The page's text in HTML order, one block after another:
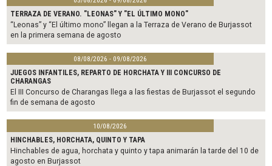
TERRAZA DE VERANO. "LEONAS" Y "EL ÚLTIMO MONO"
“Leonas” y “El último mono” llegan a la Terraza de Verano de Burjassot
en la primera semana de agosto
08/08/2026 - 09/08/2026
JUEGOS INFANTILES, REPARTO DE HORCHATA Y III CONCURSO DE
CHARANGAS
El III Concurso de Charangas llega a las fiestas de Burjassot el segundo
fin de semana de agosto
10/08/2026
HINCHABLES, HORCHATA, QUINTO Y TAPA
Hinchables de agua, horchata y quinto y tapa animarán la tarde del 10 de
agosto en Burjassot